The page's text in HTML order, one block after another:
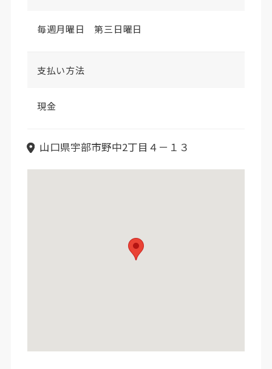
毎週月曜日 第三日曜日
支払い方法
現金
山口県宇部市野中2丁目４－１３